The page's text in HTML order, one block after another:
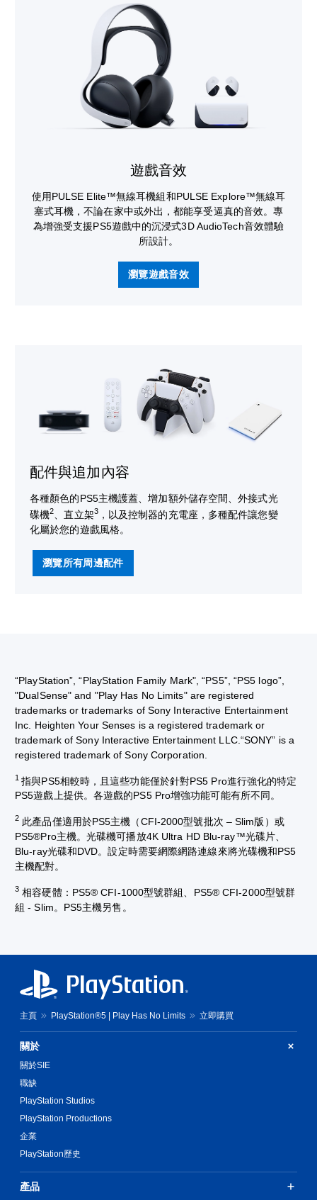
遊戲音效
使用PULSE Elite™無線耳機組和PULSE Explore™無線耳
塞式耳機，不論在家中或外出，都能享受逼真的音效。專
為增強受支援PS5遊戲中的沉浸式3D AudioTech音效體驗
所設計。
瀏覽遊戲音效
配件與追加內容
各種顏色的PS5主機護蓋、增加額外儲存空間、外接式光
碟機2 、直立架3，以及控制器的充電座，多種配件讓您變
化屬於您的遊戲風格。
瀏覽所有周邊配件
“PlayStation”, “PlayStation Family Mark", “PS5”, “PS5 logo”,
"DualSense" and "Play Has No Limits" are registered
trademarks or trademarks of Sony Interactive Entertainment
Inc. Heighten Your Senses is a registered trademark or
trademark of Sony Interactive Entertainment LLC.“SONY” is a
registered trademark of Sony Corporation.
1指與PS5相較時，且這些功能僅於針對PS5 Pro進行強化的特定
PS5遊戲上提供。各遊戲的PS5 Pro增強功能可能有所不同。
2 此產品僅適用於PS5主機（CFI-2000型號批次 – Slim版）或
PS5®Pro主機。光碟機可播放4K Ultra HD Blu-ray™光碟片、
Blu-ray光碟和DVD。設定時需要網際網路連線來將光碟機和PS5
主機配對。
3 相容硬體：PS5® CFI-1000型號群組、PS5® CFI-2000型號群
組 - Slim。PS5主機另售。
主頁 PlayStation®5 | Play Has No Limits 立即購買
關於
關於SIE
職缺
PlayStation Studios
PlayStation Productions
企業
PlayStation歷史
產品